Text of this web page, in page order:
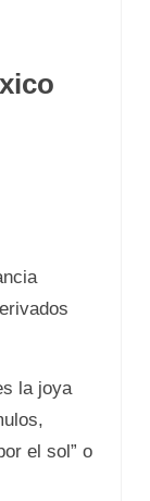
la joya
el sol” o